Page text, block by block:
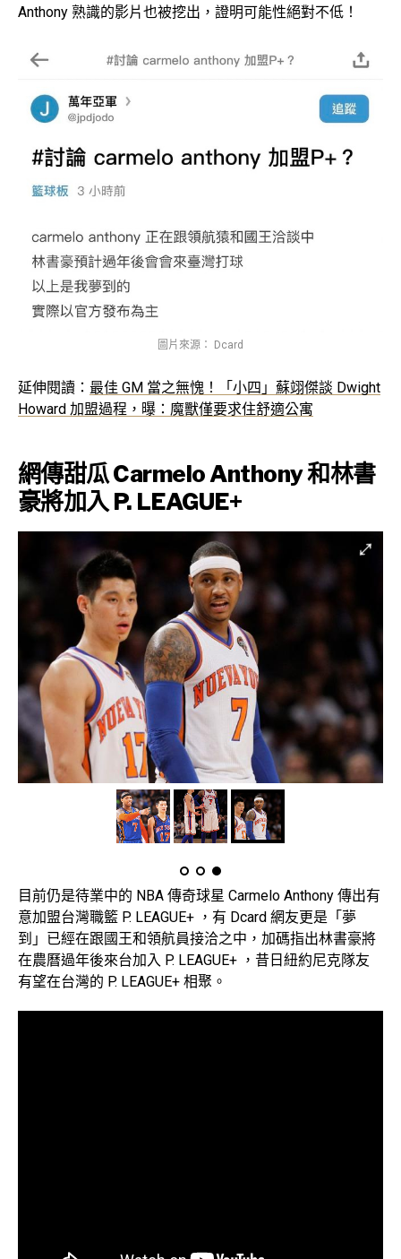
Anthony 熟識的影片也被挖出，證明可能性絕對不低！
圖片來源： Dcard
延伸閱讀： 最佳 GM 當之無愧！「小四」蘇翊傑談 Dwight
Howard 加盟過程，曝：魔獸僅要求住舒適公寓
網傳甜瓜 Carmelo Anthony 和林書
豪將加入 P. LEAGUE+
目前仍是待業中的 NBA 傳奇球星 Carmelo Anthony 傳出有
意加盟台灣職籃 P. LEAGUE+ ，有 Dcard 網友更是「夢
到」已經在跟國王和領航員接洽之中，加碼指出林書豪將
在農曆過年後來台加入 P. LEAGUE+ ，昔日紐約尼克隊友
有望在台灣的 P. LEAGUE+ 相聚。